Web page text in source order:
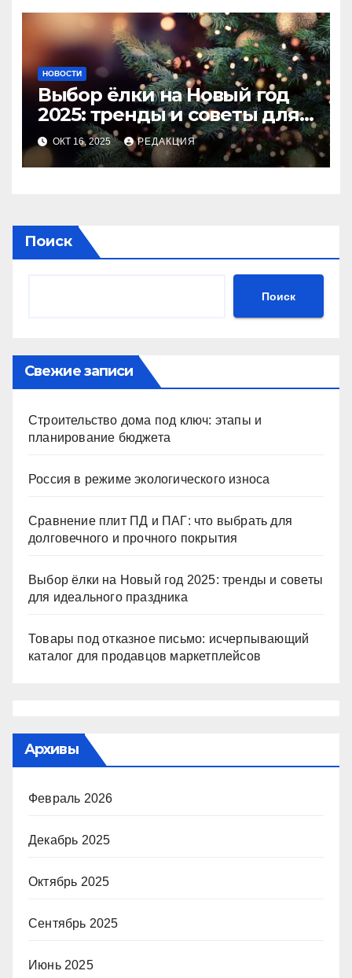
НОВОСТИ
Выбор ёлки на Новый год
2025: тренды и советы для
идеального праздника
ОКТ 16, 2025 РЕДАКЦИЯ
Поиск
Поиск
Свежие записи
Строительство дома под ключ: этапы и
планирование бюджета
Россия в режиме экологического износа
Сравнение плит ПД и ПАГ: что выбрать для
долговечного и прочного покрытия
Выбор ёлки на Новый год 2025: тренды и советы
для идеального праздника
Товары под отказное письмо: исчерпывающий
каталог для продавцов маркетплейсов
Архивы
Февраль 2026
Декабрь 2025
Октябрь 2025
Сентябрь 2025
Июнь 2025